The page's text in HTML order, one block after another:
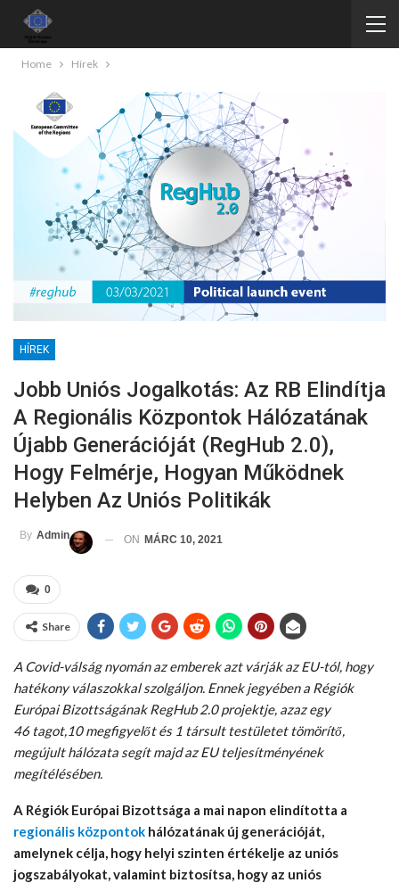
Home Hírek
HÍREK
Jobb Uniós Jogalkotás: Az RB Elindítja
A Regionális Központok Hálózatának
Újabb Generációját (RegHub 2.0),
Hogy Felmérje, Hogyan Működnek
Helyben Az Uniós Politikák
By Admin ON MÁRC 10, 2021
0
Share
A Covid-válság nyomán az emberek azt várják az EU-tól, hogy
hatékony válaszokkal szolgáljon. Ennek jegyében a Régiók
Európai Bizottságának RegHub 2.0 projektje, azaz egy
46 tagot,10 megfigyelőt és 1 társult testületet tömörítő,
megújult hálózata segít majd az EU teljesítményének
megítélésében.
A Régiók Európai Bizottsága a mai napon elindította a
regionális központok hálózatának új generációját,
amelynek célja, hogy helyi szinten értékelje az uniós
jogszabályokat, valamint biztosítsa, hogy az uniós